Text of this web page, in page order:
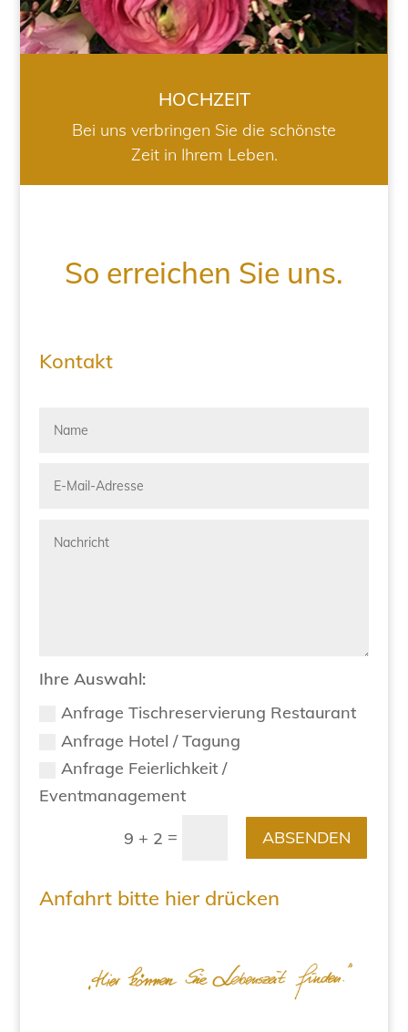
HOCHZEIT
Bei uns verbringen Sie die schönste
Zeit in Ihrem Leben.
So erreichen Sie uns.
Kontakt
Ihre Auswahl:
Anfrage Tischreservierung Restaurant
Anfrage Hotel / Tagung
Anfrage Feierlichkeit /
Eventmanagement
9 + 2 = ABSENDEN
Anfahrt bitte hier drücken